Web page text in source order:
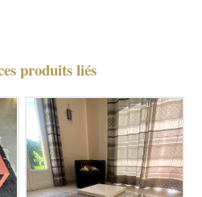
produits liés